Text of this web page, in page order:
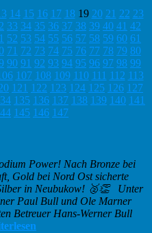
14 15 16 17 18 19 20 21 22 23
33 34 35 36 37 38 39 40 41 42
52 53 54 55 56 57 58 59 60 61
71 72 73 74 75 76 77 78 79 80
90 91 92 93 94 95 96 97 98 99
107 108 109 110 111 112 113
121 122 123 124 125 126 127
135 136 137 138 139 140 141
145 146 147
Power! Nach Bronze bei
Gold bei Nord Ost sicherte
in Neubukow! 🥈👏 Unter
Paul Bull und Ole Marner
Betreuer Hans-Werner Bull